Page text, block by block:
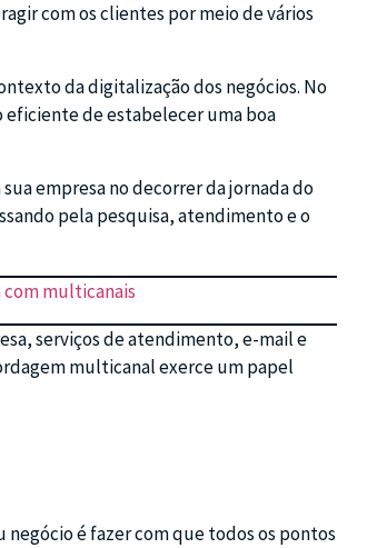
com os clientes por meio de vários
da digitalização dos negócios. No
de estabelecer uma boa
empresa no decorrer da jornada do
pela pesquisa, atendimento e o
multicanais
serviços de atendimento, e-mail e
multicanal exerce um papel
é fazer com que todos os pontos